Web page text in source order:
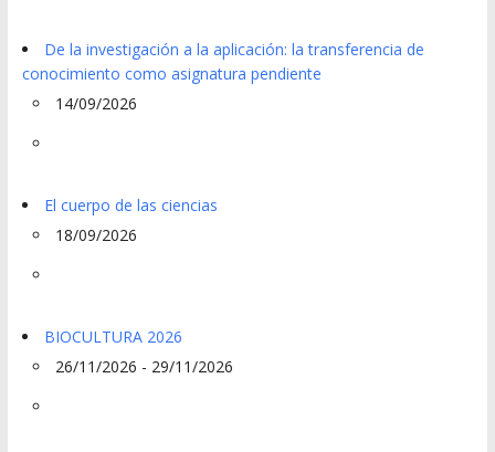
De la investigación a la aplicación: la transferencia de
conocimiento como asignatura pendiente
14/09/2026
El cuerpo de las ciencias
18/09/2026
BIOCULTURA 2026
26/11/2026 - 29/11/2026